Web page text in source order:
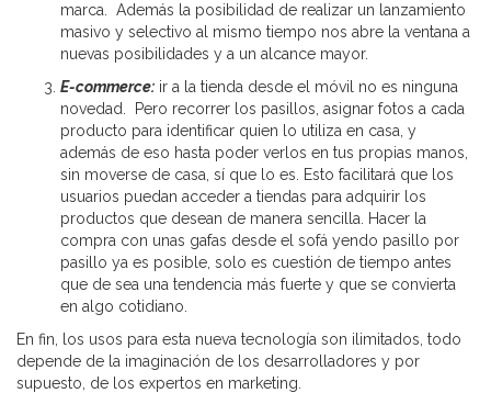
marca. Además la posibilidad de realizar un lanzamiento
masivo y selectivo al mismo tiempo nos abre la ventana a
nuevas posibilidades y a un alcance mayor.
E-commerce: ir a la tienda desde el móvil no es ninguna
novedad. Pero recorrer los pasillos, asignar fotos a cada
producto para identificar quien lo utiliza en casa, y
además de eso hasta poder verlos en tus propias manos,
sin moverse de casa, sí que lo es. Esto facilitará que los
usuarios puedan acceder a tiendas para adquirir los
productos que desean de manera sencilla. Hacer la
compra con unas gafas desde el sofá yendo pasillo por
pasillo ya es posible, solo es cuestión de tiempo antes
que de sea una tendencia más fuerte y que se convierta
en algo cotidiano.
En fin, los usos para esta nueva tecnología son ilimitados, todo
depende de la imaginación de los desarrolladores y por
supuesto, de los expertos en marketing.